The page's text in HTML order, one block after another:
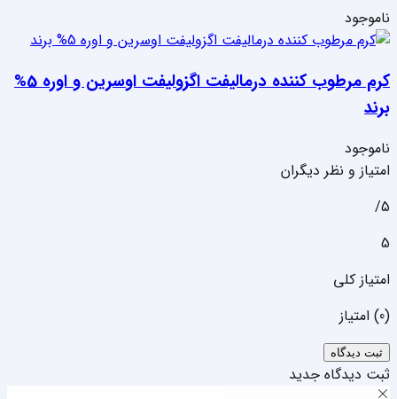
ناموجود
کرم مرطوب کننده درمالیفت اگزولیفت اوسرین و اوره 5%
برند
ناموجود
امتیاز و نظر دیگران
5/
5
امتیاز کلی
(
0) امتیاز
ثبت دیدگاه
ثبت دیدگاه جدید